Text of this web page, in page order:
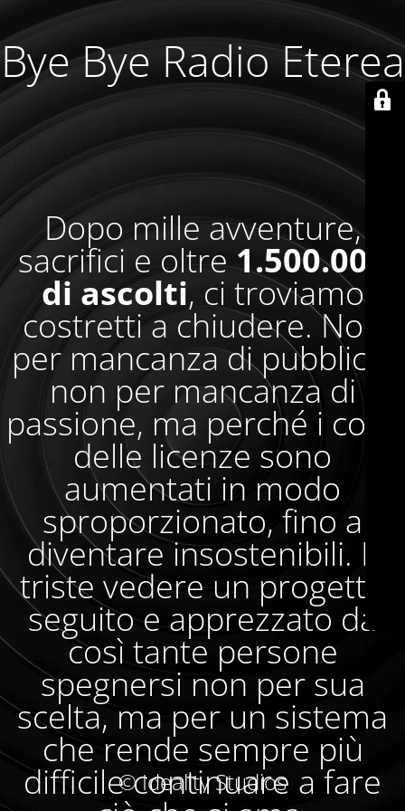
Bye Bye Radio Eterea
Dopo mille avventure,
sacrifici e oltre1.500.000
di ascolti, ci troviamo
costretti a chiudere. Non
per mancanza di pubblico,
non per mancanza di
passione, ma perché i costi
delle licenze sono
aumentati in modo
sproporzionato, fino a
diventare insostenibili. È
triste vedere un progetto
seguito e apprezzato da
così tante persone
spegnersi non per sua
scelta, ma per un sistema
che rende sempre più
difficile continuare a fare
© Ideality Studios